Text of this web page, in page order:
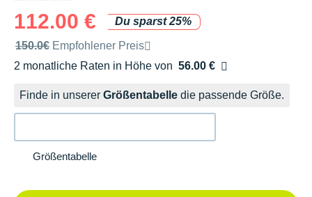
112.00 €
Du sparst 25%
Unverbindliche Preisempfehlung der Marke
150.0€ Empfohlener Preis
2 monatliche Raten in Höhe von 56.00 €
Ohne Zusatzkosten
Finde in unserer Größentabelle die passende Größe.
Größentabelle